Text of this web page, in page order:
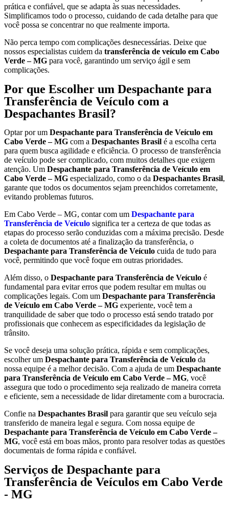
prática e confiável, que se adapta às suas necessidades.
Simplificamos todo o processo, cuidando de cada detalhe para que
você possa se concentrar no que realmente importa.
Não perca tempo com complicações desnecessárias. Deixe que
nossos especialistas cuidem da transferência de veículo em Cabo
Verde – MG para você, garantindo um serviço ágil e sem
complicações.
Por que Escolher um Despachante para
Transferência de Veículo com a
Despachantes Brasil?
Optar por um Despachante para Transferência de Veículo em
Cabo Verde – MG com a Despachantes Brasil é a escolha certa
para quem busca agilidade e eficiência. O processo de transferência
de veículo pode ser complicado, com muitos detalhes que exigem
atenção. Um Despachante para Transferência de Veículo em
Cabo Verde – MG especializado, como o da Despachantes Brasil,
garante que todos os documentos sejam preenchidos corretamente,
evitando problemas futuros.
Em Cabo Verde – MG, contar com um Despachante para
Transferência de Veículo significa ter a certeza de que todas as
etapas do processo serão conduzidas com a máxima precisão. Desde
a coleta de documentos até a finalização da transferência, o
Despachante para Transferência de Veículo cuida de tudo para
você, permitindo que você foque em outras prioridades.
Além disso, o Despachante para Transferência de Veículo é
fundamental para evitar erros que podem resultar em multas ou
complicações legais. Com um Despachante para Transferência
de Veículo em Cabo Verde – MG experiente, você tem a
tranquilidade de saber que todo o processo está sendo tratado por
profissionais que conhecem as especificidades da legislação de
trânsito.
Se você deseja uma solução prática, rápida e sem complicações,
escolher um Despachante para Transferência de Veículo da
nossa equipe é a melhor decisão. Com a ajuda de um Despachante
para Transferência de Veículo em Cabo Verde – MG, você
assegura que todo o procedimento seja realizado de maneira correta
e eficiente, sem a necessidade de lidar diretamente com a burocracia.
Confie na Despachantes Brasil para garantir que seu veículo seja
transferido de maneira legal e segura. Com nossa equipe de
Despachante para Transferência de Veículo em Cabo Verde –
MG, você está em boas mãos, pronto para resolver todas as questões
documentais de forma rápida e confiável.
Serviços de Despachante para
Transferência de Veículos em Cabo Verde
- MG